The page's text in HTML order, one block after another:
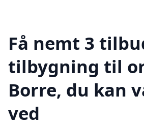
Få nemt 3
tilbygning til
Borre, du kan
ved